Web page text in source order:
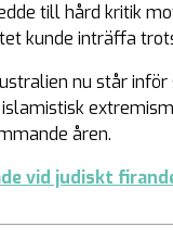
till hård kritik
kunde inträffa
nu står
åren.
vid judiskt